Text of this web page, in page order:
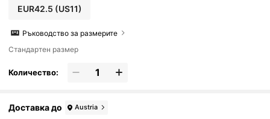
EUR42.5 (US11)
Ръководство за размерите
Стандартен размер
Количество:
Доставка до Austria